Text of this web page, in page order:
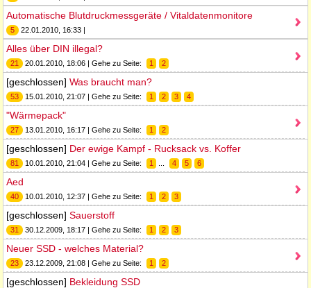
Automatische Blutdruckmessgeräte / Vitaldatenmonitore
5 22.01.2010, 16:33 |
Alles über DIN illegal?
21 20.01.2010, 18:06 | Gehe zu Seite: 1 2
[geschlossen] Was braucht man?
53 15.01.2010, 21:07 | Gehe zu Seite: 1 2 3 4
"Wärmepack"
27 13.01.2010, 16:17 | Gehe zu Seite: 1 2
[geschlossen] Der ewige Kampf - Rucksack vs. Koffer
81 10.01.2010, 21:04 | Gehe zu Seite: 1 4 5 6
Aed
40 10.01.2010, 12:37 | Gehe zu Seite: 1 2 3
[geschlossen] Sauerstoff
31 30.12.2009, 18:17 | Gehe zu Seite: 1 2 3
Neuer SSD - welches Material?
23 23.12.2009, 21:08 | Gehe zu Seite: 1 2
[geschlossen] Bekleidung SSD